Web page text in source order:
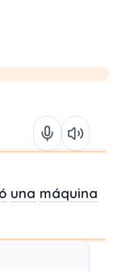
una máquina